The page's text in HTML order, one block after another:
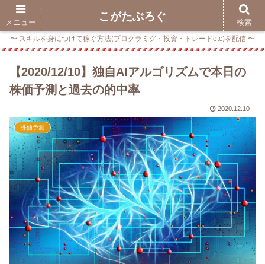
〜 スキルを身につけて稼ぐ方法(プログラミグ・投資・トレードetc)を配信 〜
【2020/12/10】独自AIアルゴリズムで本日の
株価予測と過去の的中率
2020.12.10
株価予測
メニュー こがたぶろぐ 検索